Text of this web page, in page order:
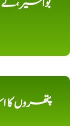
پتھروں کا